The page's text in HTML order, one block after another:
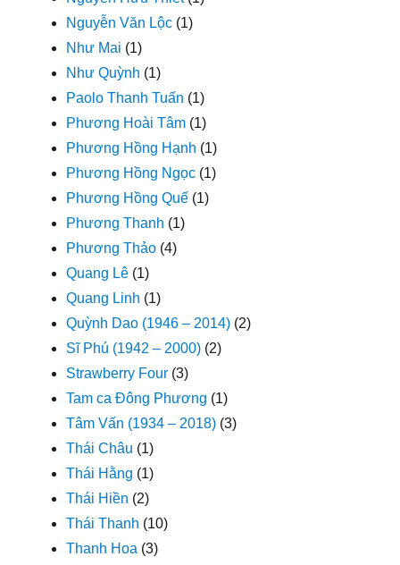
Nguyễn Văn Lộc (1)
Như Mai (1)
Như Quỳnh (1)
Paolo Thanh Tuấn (1)
Phương Hoài Tâm (1)
Phương Hồng Hạnh (1)
Phương Hồng Ngọc (1)
Phương Hồng Quế (1)
Phương Thanh (1)
Phương Thảo (4)
Quang Lê (1)
Quang Linh (1)
Quỳnh Dao (1946 – 2014) (2)
Sĩ Phú (1942 – 2000) (2)
Strawberry Four (3)
Tam ca Đông Phương (1)
Tâm Vấn (1934 – 2018) (3)
Thái Châu (1)
Thái Hằng (1)
Thái Hiền (2)
Thái Thanh (10)
Thanh Hoa (3)